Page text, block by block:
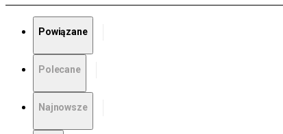
Powiązane
Polecane
Najnowsze